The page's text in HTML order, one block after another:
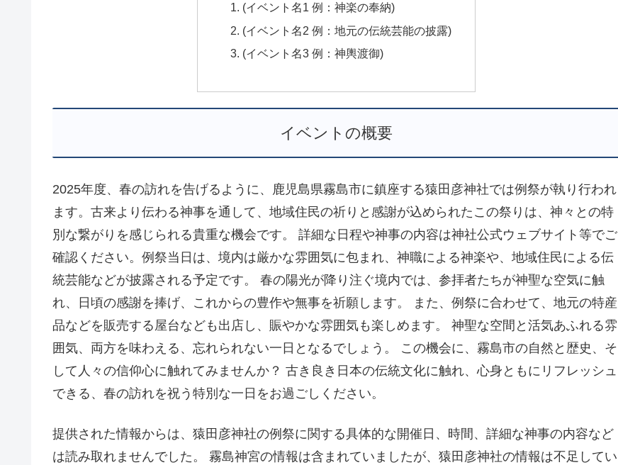
(イベント名1 例：神楽の奉納)
(イベント名2 例：地元の伝統芸能の披露)
(イベント名3 例：神輿渡御)
イベントの概要
2025年度、春の訪れを告げるように、鹿児島県霧島市に鎮座する猿田彦神社では例祭が執り行われ
ます。古来より伝わる神事を通して、地域住民の祈りと感謝が込められたこの祭りは、神々との特
別な繋がりを感じられる貴重な機会です。 詳細な日程や神事の内容は神社公式ウェブサイト等でご
確認ください。例祭当日は、境内は厳かな雰囲気に包まれ、神職による神楽や、地域住民による伝
統芸能などが披露される予定です。 春の陽光が降り注ぐ境内では、参拝者たちが神聖な空気に触
れ、日頃の感謝を捧げ、これからの豊作や無事を祈願します。 また、例祭に合わせて、地元の特産
品などを販売する屋台なども出店し、賑やかな雰囲気も楽しめます。 神聖な空間と活気あふれる雰
囲気、両方を味わえる、忘れられない一日となるでしょう。 この機会に、霧島市の自然と歴史、そ
して人々の信仰心に触れてみませんか？ 古き良き日本の伝統文化に触れ、心身ともにリフレッシュ
できる、春の訪れを祝う特別な一日をお過ごしください。
提供された情報からは、猿田彦神社の例祭に関する具体的な開催日、時間、詳細な神事の内容など
は読み取れませんでした。 霧島神宮の情報は含まれていましたが、猿田彦神社の情報は不足してい